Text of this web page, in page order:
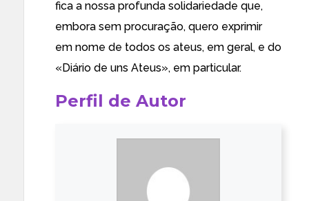
fica a nossa profunda solidariedade que,
embora sem procuração, quero exprimir
em nome de todos os ateus, em geral, e do
«Diário de uns Ateus», em particular.
Perfil de Autor